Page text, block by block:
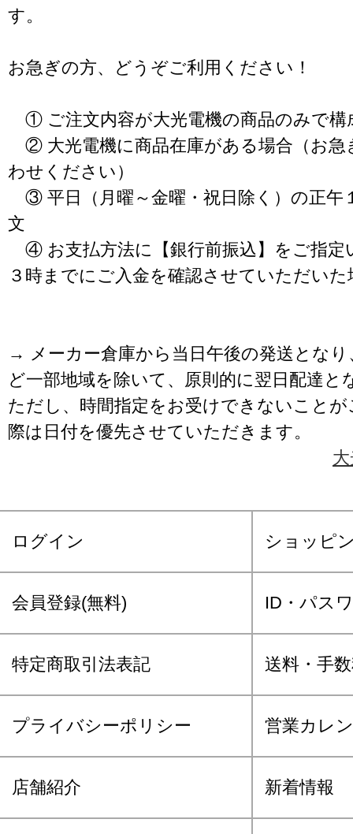
す。
お急ぎの方、どうぞご利用ください！
① ご注文内容が大光電機の商品のみで構
② 大光電機に商品在庫がある場合（お急
わせください）
③ 平日（月曜～金曜・祝日除く）の正午
文
④ お支払方法に【銀行前振込】をご指定
３時までにご入金を確認させていただいた
→ メーカー倉庫から当日午後の発送となり
ど一部地域を除いて、原則的に翌日配達と
ただし、時間指定をお受けできないこと
際は日付を優先させていただきます。
ログイン ショッピ
会員登録(無料) ID・パス
特定商取引法表記 送料・手
プライバシーポリシー 営業カレ
店舗紹介 新着情報